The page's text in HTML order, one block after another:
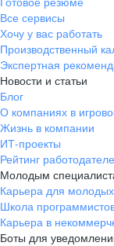
Все сервисы
Хочу у вас работать
Производственный
Экспертная
Новости и статьи
Блог
О компаниях в
Жизнь в компании
ИТ-проекты
Рейтинг
Молодым
Карьера для
Школа
Карьера в
Боты для